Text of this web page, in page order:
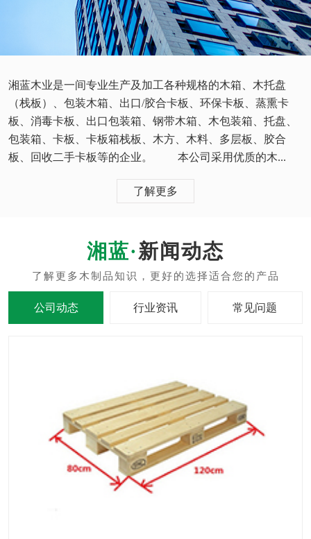
湘蓝木业是一间专业生产及加工各种规格的木箱、木托盘
（栈板）、包装木箱、出口/胶合卡板、环保卡板、蒸熏卡
板、消毒卡板、出口包装箱、钢带木箱、木包装箱、托盘、
包装箱、卡板、卡板箱栈板、木方、木料、多层板、胶合
板、回收二手卡板等的企业。 本公司采用优质的木...
了解更多
新闻动态
公司动态 行业资讯 常见问题